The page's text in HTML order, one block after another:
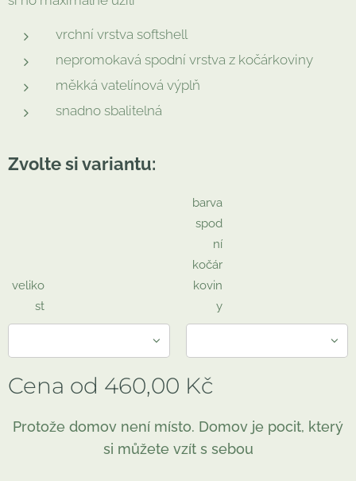
vrchní vrstva softshell
nepromokavá spodní vrstva z kočárkoviny
měkká vatelínová výplň
snadno sbalitelná
Zvolte si variantu:
veliko
st
barva
spod
ní
kočár
kovin
y
Cena od 460,00 Kč
Protože domov není místo. Domov je pocit, který
si můžete vzít s sebou